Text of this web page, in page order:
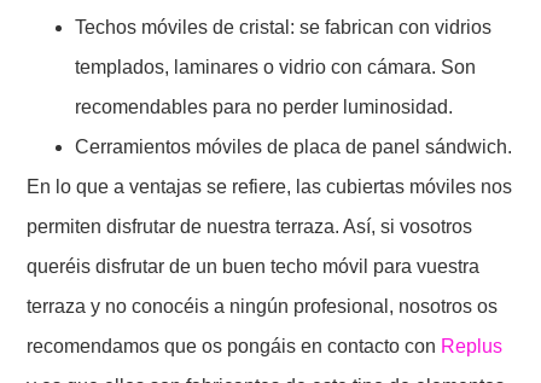
Techos móviles de cristal: se fabrican con vidrios
templados, laminares o vidrio con cámara. Son
recomendables para no perder luminosidad.
Cerramientos móviles de placa de panel sándwich.
En lo que a ventajas se refiere, las cubiertas móviles nos
permiten disfrutar de nuestra terraza. Así, si vosotros
queréis disfrutar de un buen techo móvil para vuestra
terraza y no conocéis a ningún profesional, nosotros os
recomendamos que os pongáis en contacto con Replus